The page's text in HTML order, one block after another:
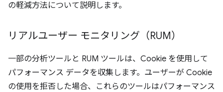
の軽減方法について説明します。
リアルユーザー モニタリング（RUM）
一部の分析ツールと RUM ツールは、Cookie を使用して
パフォーマンス データを収集します。ユーザーが Cookie
の使用を拒否した場合、これらのツールはパフォーマンス